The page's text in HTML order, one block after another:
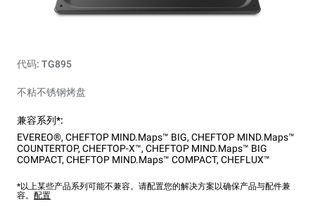
代码: TG895
不粘不锈钢烤盘
兼容系列*:
EVEREO®, CHEFTOP MIND.Maps™ BIG, CHEFTOP MIND.Maps™
COUNTERTOP, CHEFTOP-X™, CHEFTOP MIND.Maps™ BIG
COMPACT, CHEFTOP MIND.Maps™ COMPACT, CHEFLUX™
*以上某些产品系列可能不兼容。请配置您的解决方案以确保产品与配件兼
容。 配置